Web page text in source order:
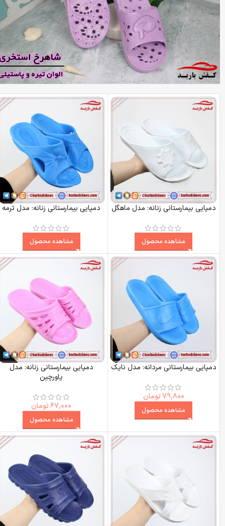
دمپایی بیمارستانی زنانه: مدل ماهگل
مشاهده محصول
دمپایی بیمارستانی زنانه: مدل ترمه
مشاهده محصول
دمپایی بیمارستانی مردانه: مدل نایک
79,800تومان
مشاهده محصول
دمپایی بیمارستانی زنانه: مدل
پاورچین
67,000 تومان
مشاهده محصول